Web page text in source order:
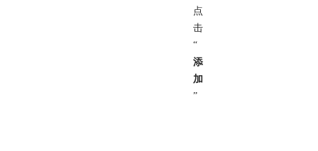
点
击
“
添
加
”